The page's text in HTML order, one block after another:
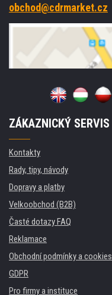
obchod@cdrmarket.cz
ZÁKAZNICKÝ SERVIS
Kontakty
Rady, tipy, návody
Dopravy a platby
Velkoobchod (B2B)
Časté dotazy FAQ
Reklamace
Obchodní podmínky a cookies
GDPR
Pro firmy a instituce